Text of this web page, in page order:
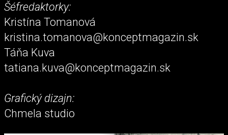
Šéfredaktorky:
Kristína Tomanová
kristina.tomanova@konceptmagazin.sk
Táňa Kuva
tatiana.kuva@konceptmagazin.sk
Grafický dizajn:
Chmela studio